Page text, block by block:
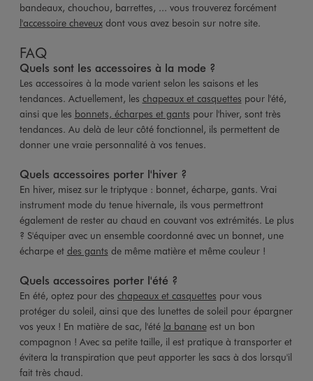
bandeaux, chouchou, barrettes, ... vous trouverez forcément
l'accessoire cheveuxdont vous avez besoin sur notre site.
FAQ
Quels sont les accessoires à la mode ?
Les accessoires à la mode varient selon les saisons et les
tendances. Actuellement, les chapeaux et casquettes pour l'été,
ainsi que les bonnets, écharpes et gants pour l'hiver, sont très
tendances. Au delà de leur côté fonctionnel, ils permettent de
donner une vraie personnalité à vos tenues.
Quels accessoires porter l'hiver ?
En hiver, misez sur le triptyque : bonnet, écharpe, gants. Vrai
instrument mode du tenue hivernale, ils vous permettront
également de rester au chaud en couvant vos extrémités. Le plus
? S'équiper avec un ensemble coordonné avec un bonnet, une
écharpe et des gants de même matière et même couleur !
Quels accessoires porter l'été ?
En été, optez pour des chapeaux et casquettes pour vous
protéger du soleil, ainsi que des lunettes de soleil pour épargner
vos yeux ! En matière de sac, l'été la bananeest un bon
compagnon ! Avec sa petite taille, il est pratique à transporter et
évitera la transpiration que peut apporter les sacs à dos lorsqu'il
fait très chaud.